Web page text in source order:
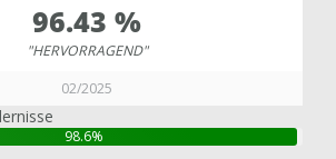
96.43 %
"HERVORRAGEND"
02/2025
98.6%